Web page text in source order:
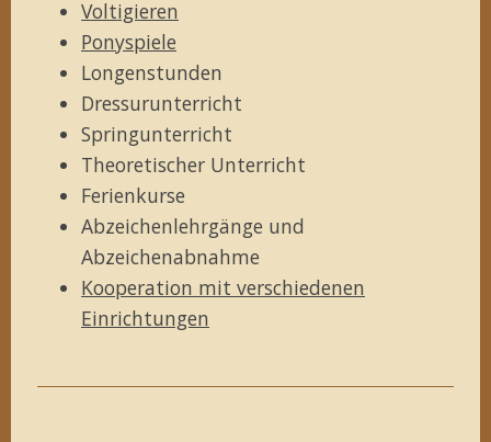
Voltigieren
Ponyspiele
Longenstunden
Dressurunterricht
Springunterricht
Theoretischer Unterricht
Ferienkurse
Abzeichenlehrgänge und
Abzeichenabnahme
Kooperation mit verschiedenen
Einrichtungen